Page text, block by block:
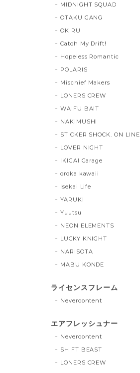
MIDNIGHT SQUAD
OTAKU GANG
OKIRU
Catch My Drift!
Hopeless Romantic
POLARIS
Mischief Makers
LONERS CREW
WAIFU BAIT
NAKIMUSHI
STICKER SHOCK. ON LINE
LOVER NIGHT
IKIGAI Garage
oroka kawaii
Isekai Life
YARUKI
Yuutsu
NEON ELEMENTS
LUCKY KNIGHT
NARISOTA
MABU KONDE
ライセンスフレーム
Nevercontent
エアフレッシュナー
Nevercontent
SHIFT BEAST
LONERS CREW